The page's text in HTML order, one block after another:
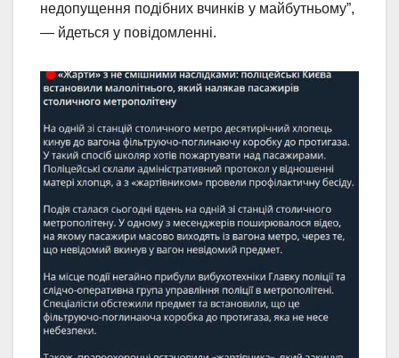
недопущення подібних вчинків у майбутньому”,
— йдеться у повідомленні.